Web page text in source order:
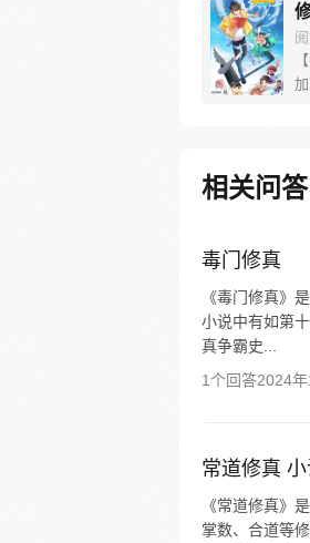
相关问答
毒门修真
《毒门修真》
小说中有如第
真争霸史...
1个回答2024
常道修真
《常道修真》
掌数、合道等